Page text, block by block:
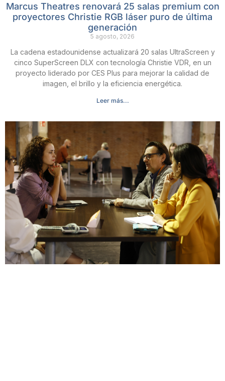
Marcus Theatres renovará 25 salas premium con
proyectores Christie RGB láser puro de última
generación
5 agosto, 2026
La cadena estadounidense actualizará 20 salas UltraScreen y
cinco SuperScreen DLX con tecnología Christie VDR, en un
proyecto liderado por CES Plus para mejorar la calidad de
imagen, el brillo y la eficiencia energética.
Leer más...